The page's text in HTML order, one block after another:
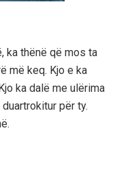
ka thënë që mos ta
më keq. Kjo e ka
ka dalë me ulërima
për ty.